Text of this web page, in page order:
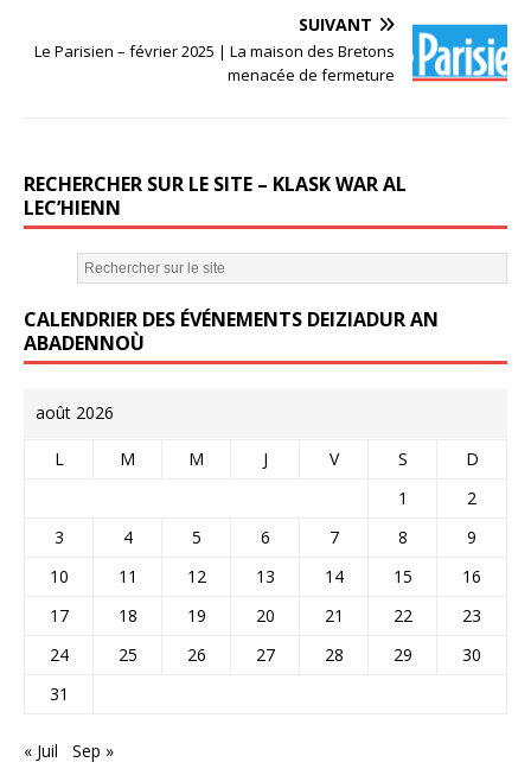
o
SUIVANT
Le Parisien – février 2025 | La maison des Bretons
menacée de fermeture
RECHERCHER SUR LE SITE – KLASK WAR AL
LEC’HIENN
CALENDRIER DES ÉVÉNEMENTS DEIZIADUR AN
ABADENNOÙ
août 2026
L M M J V S
D
1
2
3
4 5 6 7 8
9
10
11 12 13 14 15
16
17
18 19 20 21 22
23
24
25 26 27 28 29
30
31
« Juil Sep »